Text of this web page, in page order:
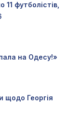
футболістів,
на Одесу!»
щодо Георгія